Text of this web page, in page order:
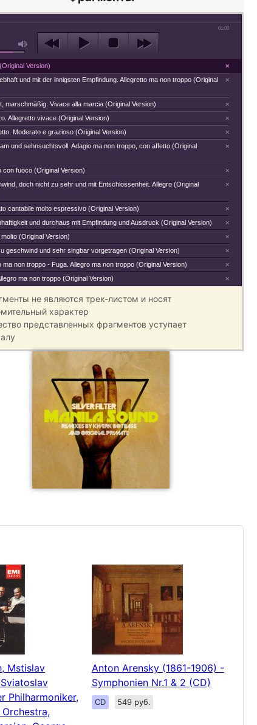
01:00
×
Version)
×
und mit der innigsten Empfindung. Allegretto ma non troppo (Original
×
marschmäßig. Vivace alla marcia (Original Version)
×
Allegretto vivace (Original Version)
×
Moderato e grazioso (Original Version)
×
und sehnsuchtsvoll. Adagio ma non troppo, con affetto (Original
×
con fuoco (Original Version)
×
doch nicht zu sehr und mit Entschlossenheit. Allegro (Original
×
cantabile molto espressivo (Original Version)
×
und durchaus mit Empfindung und Ausdruck (Original Version)
×
molto (Original Version)
×
geschwind und sehr singbar vorgetragen (Original Version)
×
ma non troppo - Fuga. Allegro ma non troppo (Original Version)
×
ma non troppo (Original Version)
не являются трек-листом и носят
характер
представленных фрагментов уступает
Mstislav
Philharmoniker,
Anton Arensky (1861-1906) -
Symphonien Nr.1 & 2 (CD)
CD 549 руб.